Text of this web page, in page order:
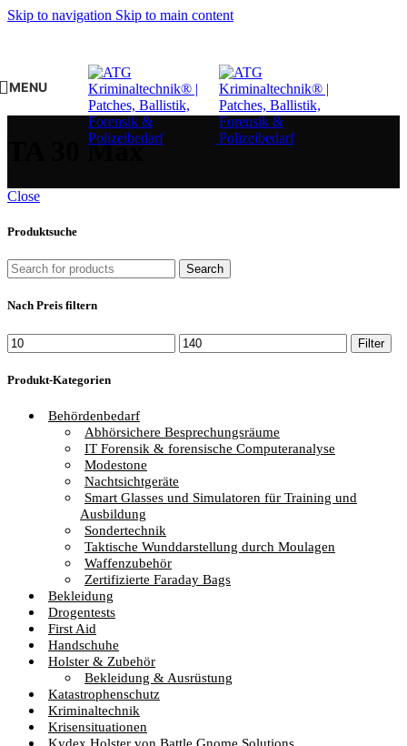
Skip to navigation Skip to main content
MENU
TA 30 Max
Close
Produktsuche
Search
Nach Preis filtern
Min.
Preis
Max.
Preis
Filter
Produkt-Kategorien
Behördenbedarf
Abhörsichere Besprechungsräume
IT Forensik & forensische Computeranalyse
Modestone
Nachtsichtgeräte
Smart Glasses und Simulatoren für Training und
Ausbildung
Sondertechnik
Taktische Wunddarstellung durch Moulagen
Waffenzubehör
Zertifizierte Faraday Bags
Bekleidung
Drogentests
First Aid
Handschuhe
Holster & Zubehör
Bekleidung & Ausrüstung
Katastrophenschutz
Kriminaltechnik
Krisensituationen